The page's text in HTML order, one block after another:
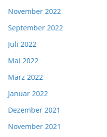
November 2022
September 2022
Juli 2022
Mai 2022
März 2022
Januar 2022
Dezember 2021
November 2021